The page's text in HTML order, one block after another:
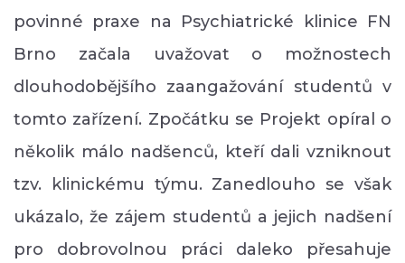
povinné praxe na Psychiatrické klinice FN
Brno začala uvažovat o možnostech
dlouhodobějšího zaangažování studentů v
tomto zařízení. Zpočátku se Projekt opíral o
několik málo nadšenců, kteří dali vzniknout
tzv. klinickému týmu. Zanedlouho se však
ukázalo, že zájem studentů a jejich nadšení
pro dobrovolnou práci daleko přesahuje